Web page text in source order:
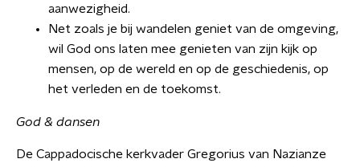
aanwezigheid.
Net zoals je bij wandelen geniet van de omgeving,
wil God ons laten mee genieten van zijn kijk op
mensen, op de wereld en op de geschiedenis, op
het verleden en de toekomst.
God & dansen
De Cappadocische kerkvader Gregorius van Nazianze